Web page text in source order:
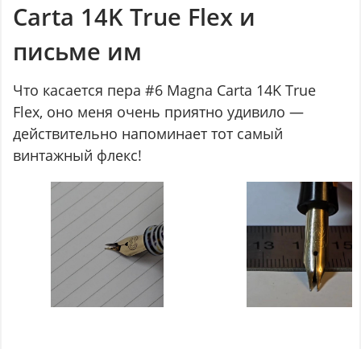
Carta 14K True Flex и
письме им
Что касается пера #6 Magna Carta 14K True
Flex, оно меня очень приятно удивило —
действительно напоминает тот самый
винтажный флекс!